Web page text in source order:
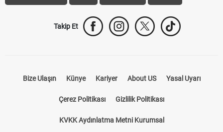
Takip Et
Bize Ulaşın Künye Kariyer About US Yasal Uyarı
Çerez Politikası Gizlilik Politikası
KVKK Aydınlatma Metni Kurumsal